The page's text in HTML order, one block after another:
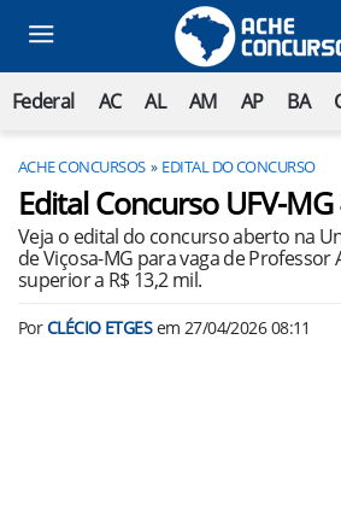
Federal AC AL AM AP BA
ACHE CONCURSOS EDITAL DO CONCURSO
Edital Concurso UFV-
Veja o edital do concurso aberto na
de Viçosa-MG para vaga de Professor
superior a R$ 13,2 mil.
PorCLÉCIO ETGESem 27/04/2026 08:11